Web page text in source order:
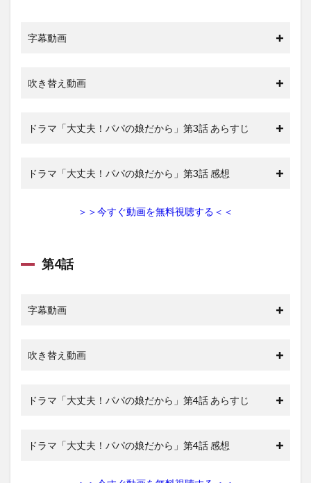
字幕動画
吹き替え動画
ドラマ「大丈夫！パパの娘だから」第3話 あらすじ
ドラマ「大丈夫！パパの娘だから」第3話 感想
＞＞今すぐ動画を無料視聴する＜＜
第4話
字幕動画
吹き替え動画
ドラマ「大丈夫！パパの娘だから」第4話 あらすじ
ドラマ「大丈夫！パパの娘だから」第4話 感想